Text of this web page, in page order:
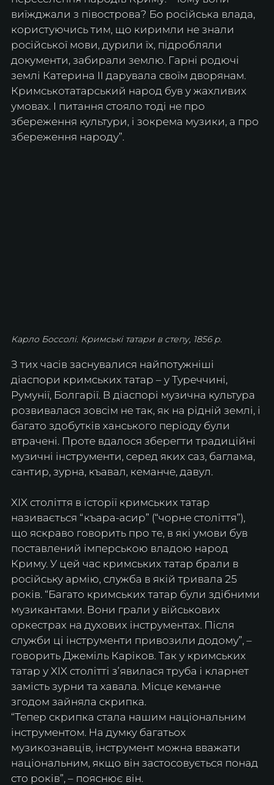
виїжджали з півострова? Бо російська влада,
користуючись тим, що киримли не знали
російської мови, дурили їх, підробляли
документи, забирали землю. Гарні родючі
землі Катерина ІІ дарувала своїм дворянам.
Кримськотатарський народ був у жахливих
умовах. І питання стояло тоді не про
збереження культури, і зокрема музики, а про
збереження народу”.
Карло Боссолі. Кримські татари в степу, 1856 р.
З тих часів заснувалися найпотужніші
діаспори кримських татар – у Туреччині,
Румунії, Болгарії. В діаспорі музична культура
розвивалася зовсім не так, як на рідній землі, і
багато здобутків ханського періоду були
втрачені. Проте вдалося зберегти традиційні
музичні інструменти, серед яких саз, баглама,
сантир, зурна, къавал, кеманче, давул.
XIX століття в історії кримських татар
називається “къара-асир” (“чорне століття”),
що яскраво говорить про те, в які умови був
поставлений імперською владою народ
Криму. У цей час кримських татар брали в
російську армію, служба в якій тривала 25
років. “Багато кримських татар були здібними
музикантами. Вони грали у військових
оркестрах на духових інструментах. Після
служби ці інструменти привозили додому”, –
говорить Джеміль Каріков. Так у кримських
татар у XIX столітті зʼявилася труба і кларнет
замість зурни та хавала. Місце кеманче
згодом зайняла скрипка.
“Тепер скрипка стала нашим національним
інструментом. На думку багатьох
музикознавців, інструмент можна вважати
національним, якщо він застосовується понад
сто років”, – пояснює він.